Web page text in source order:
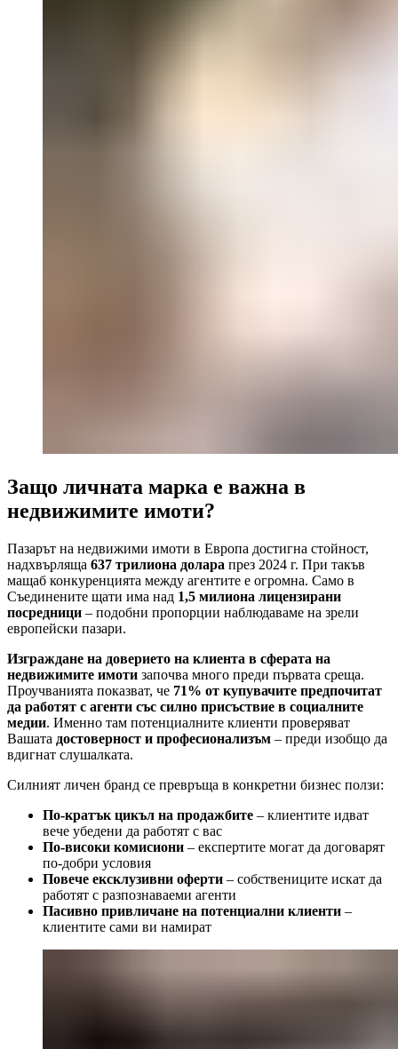
Защо личната марка е важна в
недвижимите имоти?
Пазарът на недвижими имоти в Европа достигна стойност,
надхвърляща 637 трилиона долара през 2024 г. При такъв
мащаб конкуренцията между агентите е огромна. Само в
Съединените щати има над 1,5 милиона лицензирани
посредници – подобни пропорции наблюдаваме на зрели
европейски пазари.
Изграждане на доверието на клиента в сферата на
недвижимите имоти започва много преди първата среща.
Проучванията показват, че 71% от купувачите предпочитат
да работят с агенти със силно присъствие в социалните
медии. Именно там потенциалните клиенти проверяват
Вашата достоверност и професионализъм – преди изобщо да
вдигнат слушалката.
Силният личен бранд се превръща в конкретни бизнес ползи:
По-кратък цикъл на продажбите – клиентите идват
вече убедени да работят с вас
По-високи комисиони – експертите могат да договарят
по-добри условия
Повече ексклузивни оферти – собствениците искат да
работят с разпознаваеми агенти
Пасивно привличане на потенциални клиенти –
клиентите сами ви намират